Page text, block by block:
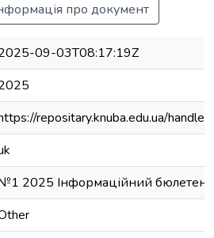
про документ
09-03T08:17:19Z
repositary.knuba.edu.ua/
2025 Інформаційний бюлетень